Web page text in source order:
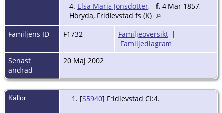
4. Elsa Maria Jönsdotter, f. 4 Mar 1857,
Höryda, Fridlevstad fs (K)
Familjens ID
F1732 Familjeöversikt |
Familjediagram
Senast
ändrad
20 Maj 2002
Källor [S5940] Fridlevstad CI:4.